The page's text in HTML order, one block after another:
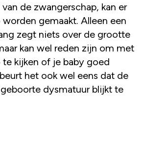
de zwangerschap, kan er
gemaakt. Alleen een
zegt niets over de grootte
kan wel reden zijn om met
kijken of je baby goed
het ook wel eens dat de
dysmatuur blijkt te